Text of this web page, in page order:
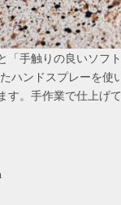
「手触りの良いソフ
ハンドスプレーを使
す。手作業で仕上げ